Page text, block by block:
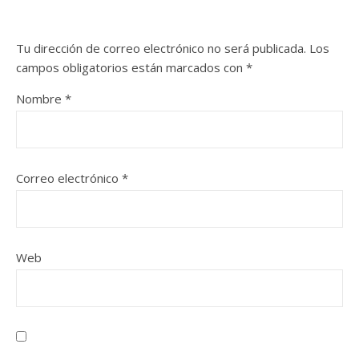
Tu dirección de correo electrónico no será publicada. Los
campos obligatorios están marcados con *
Nombre *
Correo electrónico *
Web